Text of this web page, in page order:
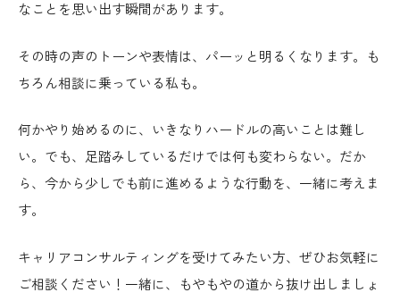
なことを思い出す瞬間があります。
その時の声のトーンや表情は、パーッと明るくなります。も
ちろん相談に乗っている私も。
何かやり始めるのに、いきなりハードルの高いことは難し
い。でも、足踏みしているだけでは何も変わらない。だか
ら、今から少しでも前に進めるような行動を、一緒に考えま
す。
キャリアコンサルティングを受けてみたい方、ぜひお気軽に
ご相談ください！一緒に、もやもやの道から抜け出しましょ